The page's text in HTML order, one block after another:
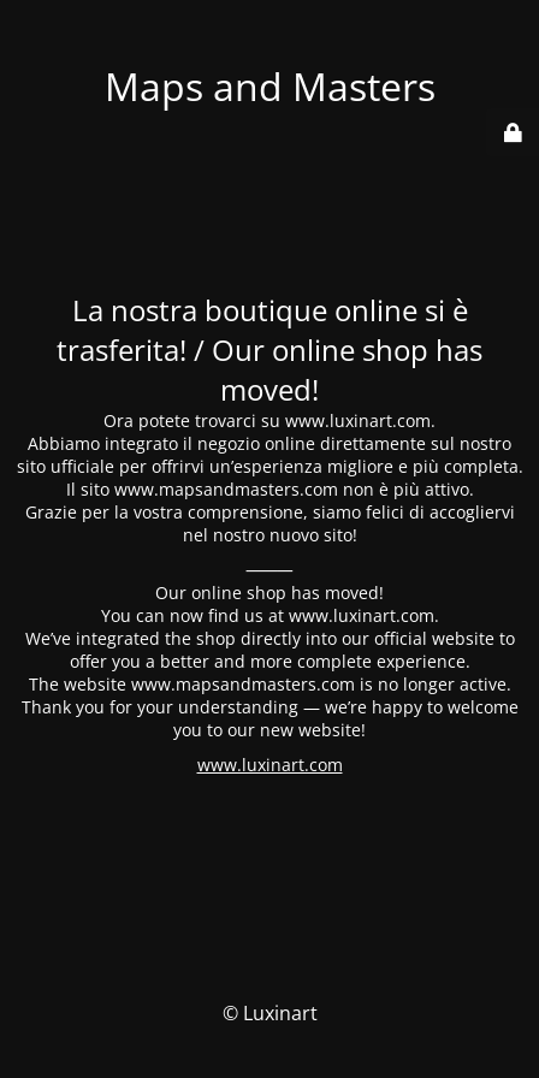
Maps and Masters
La nostra boutique online si è
trasferita! / Our online shop has
moved!
Ora potete trovarci su www.luxinart.com.
Abbiamo integrato il negozio online direttamente sul nostro
sito ufficiale per offrirvi un’esperienza migliore e più completa.
Il sito www.mapsandmasters.com non è più attivo.
Grazie per la vostra comprensione, siamo felici di accogliervi
nel nostro nuovo sito!
⸻
Our online shop has moved!
You can now find us at www.luxinart.com.
We’ve integrated the shop directly into our official website to
offer you a better and more complete experience.
The website www.mapsandmasters.com is no longer active.
Thank you for your understanding — we’re happy to welcome
you to our new website!
www.luxinart.com
© Luxinart